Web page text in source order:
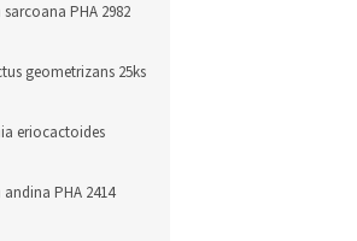
PHA 2982
geometrizans 25ks
eriocactoides
PHA 2414